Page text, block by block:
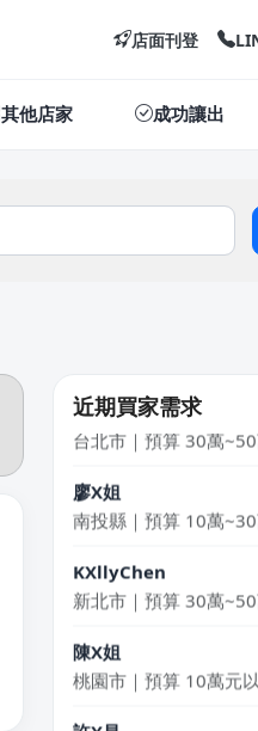
店面刊登
其他店家 成功讓出
近期買家需求
陳X文
台北市｜預算 30萬~50
廖X姐
南投縣｜預算 10萬~30
新北市｜預算 30萬~50
陳X姐
桃園市｜預算 10萬元以
許X昌